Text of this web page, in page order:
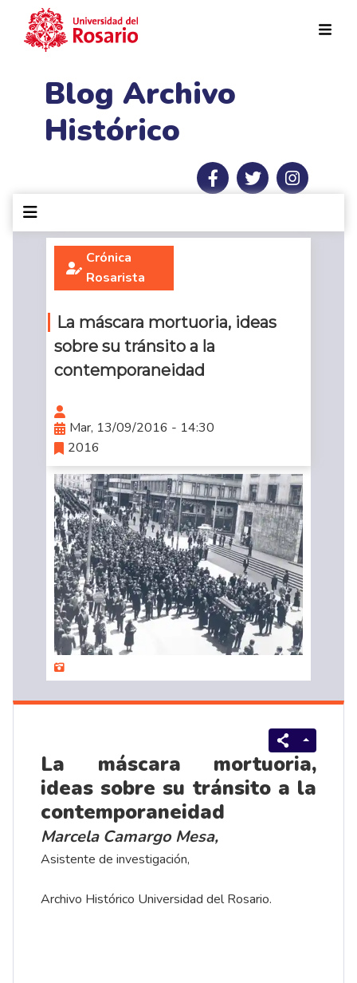
Blog Archivo
Histórico
Crónica
Rosarista
La máscara mortuoria, ideas
sobre su tránsito a la
contemporaneidad
Mar, 13/09/2016 - 14:30
2016
La máscara mortuoria,
ideas sobre su tránsito a la
contemporaneidad
Marcela Camargo Mesa,
Asistente de investigación,
Archivo Histórico Universidad del Rosario.